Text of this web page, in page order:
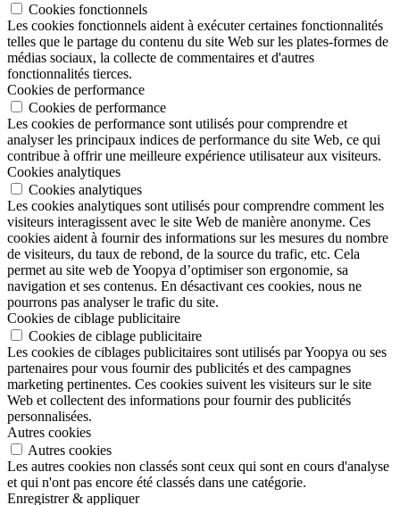
Cookies fonctionnels
Les cookies fonctionnels aident à exécuter certaines fonctionnalités
telles que le partage du contenu du site Web sur les plates-formes de
médias sociaux, la collecte de commentaires et d'autres
fonctionnalités tierces.
Cookies de performance
Cookies de performance
Les cookies de performance sont utilisés pour comprendre et
analyser les principaux indices de performance du site Web, ce qui
contribue à offrir une meilleure expérience utilisateur aux visiteurs.
Cookies analytiques
Cookies analytiques
Les cookies analytiques sont utilisés pour comprendre comment les
visiteurs interagissent avec le site Web de manière anonyme. Ces
cookies aident à fournir des informations sur les mesures du nombre
de visiteurs, du taux de rebond, de la source du trafic, etc. Cela
permet au site web de Yoopya d’optimiser son ergonomie, sa
navigation et ses contenus. En désactivant ces cookies, nous ne
pourrons pas analyser le trafic du site.
Cookies de ciblage publicitaire
Cookies de ciblage publicitaire
Les cookies de ciblages publicitaires sont utilisés par Yoopya ou ses
partenaires pour vous fournir des publicités et des campagnes
marketing pertinentes. Ces cookies suivent les visiteurs sur le site
Web et collectent des informations pour fournir des publicités
personnalisées.
Autres cookies
Autres cookies
Les autres cookies non classés sont ceux qui sont en cours d'analyse
et qui n'ont pas encore été classés dans une catégorie.
Enregistrer & appliquer